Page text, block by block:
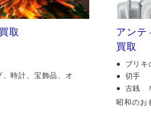
取
時計、宝飾品、オ
アンテ
買取
ブリキ
切手
古銭
昭和のお